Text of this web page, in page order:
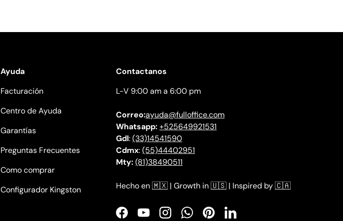
Ayuda
Facturación
Centro de Ayuda
Garantías
Preguntas Frecuentes
Como comprar
Configurador Kingston
Contactanos
L-V 9:00 am a 6:00 pm
Correo:ayuda@fulloffice.com
Whatsapp:+525649921531
Gdl:(33)14541590
Cdmx:(55)44402951
Mty:(81)38490511
Hecho en🇲🇽| Growth in🇺🇸| Inspired by🇨🇦
FacebookYouTubeInstagramWhatsApp
PinterestLinkedIn